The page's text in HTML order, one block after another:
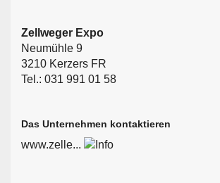
Zellweger Expo
Neumühle 9
3210 Kerzers FR
Tel.: 031 991 01 58
Das Unternehmen kontaktieren
www.zelle...